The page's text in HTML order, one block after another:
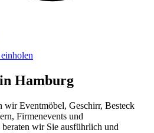
Hamburg
wir Eventmöbel, Geschirr, Besteck
Firmenevents und
wir Sie ausführlich und